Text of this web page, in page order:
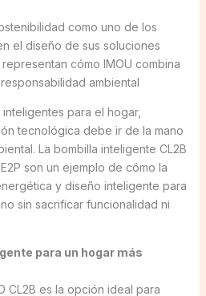
como uno de los
el diseño de sus soluciones
cómo IMOU combina
ambiental
inteligentes para el hogar,
tecnológica debe ir de la mano
La bombilla inteligente CL2B
son un ejemplo de cómo la
y diseño inteligente para
sin sacrificar funcionalidad ni
para un hogar más
CL2B es la opción ideal para